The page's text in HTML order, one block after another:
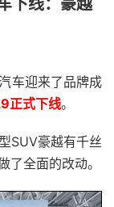
下线：豪越
车迎来了品牌成
正式下线。
SUV豪越有千丝
了全面的改动。